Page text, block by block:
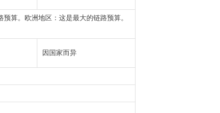
算。欧洲地区：这是最大的链路预算。
因国家而异